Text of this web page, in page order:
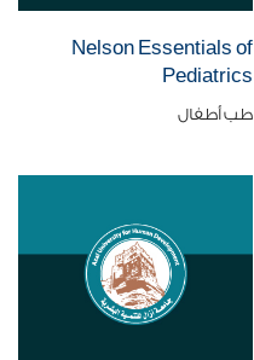
Nelson Essentials of
Pediatrics
طب أطفال